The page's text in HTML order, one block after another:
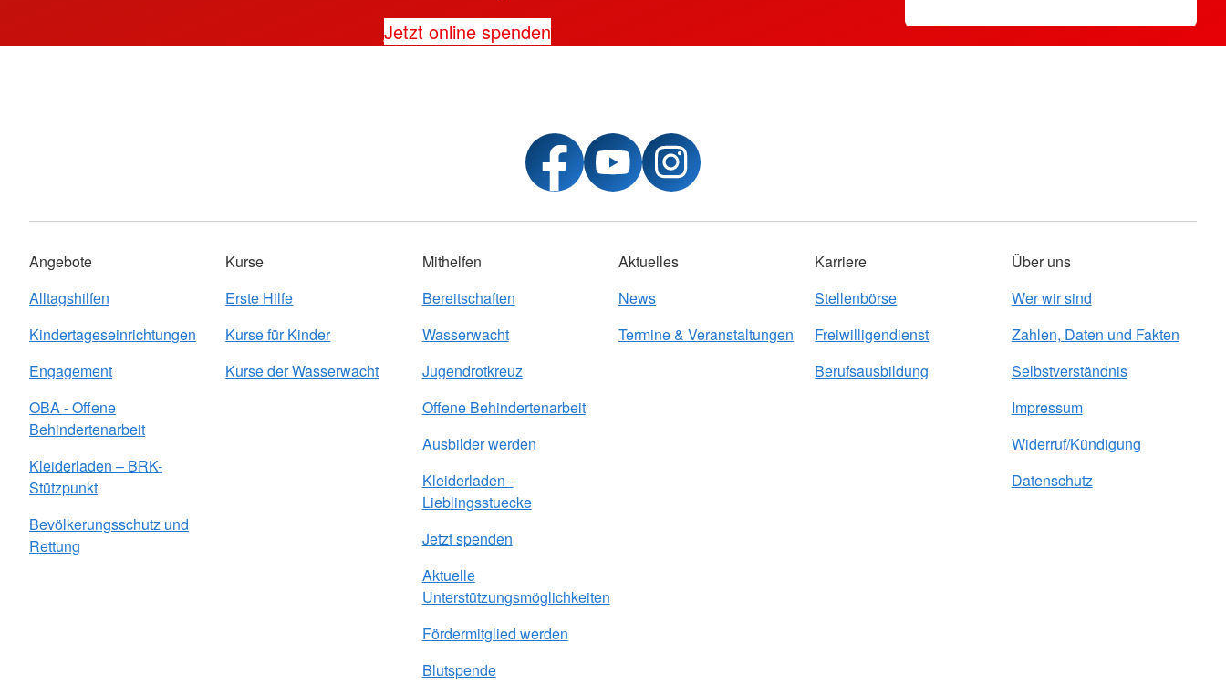
Jetzt online spenden
Angebote
Alltagshilfen
Kindertageseinrichtungen
Engagement
OBA - Offene
Behindertenarbeit
Kleiderladen – BRK-
Stützpunkt
Bevölkerungsschutz und
Rettung
Kurse
Erste Hilfe
Kurse für Kinder
Kurse der Wasserwacht
Mithelfen
Bereitschaften
Wasserwacht
Jugendrotkreuz
Offene Behindertenarbeit
Ausbilder werden
Kleiderladen -
Lieblingsstuecke
Jetzt spenden
Aktuelle
Unterstützungsmöglichkeiten
Fördermitglied werden
Blutspende
Aktuelles
News
Termine & Veranstaltungen
Karriere
Stellenbörse
Freiwilligendienst
Berufsausbildung
Über uns
Wer wir sind
Zahlen, Daten und Fakten
Selbstverständnis
Impressum
Widerruf/Kündigung
Datenschutz